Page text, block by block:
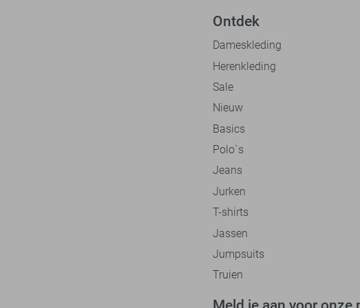
Ontdek
Dameskleding
Herenkleding
Sale
Nieuw
Basics
Polo`s
Jeans
Jurken
T-shirts
Jassen
Jumpsuits
Truien